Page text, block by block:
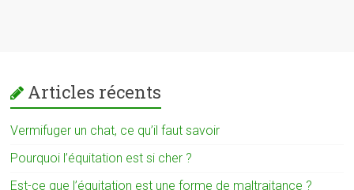
Articles récents
Vermifuger un chat, ce qu’il faut savoir
Pourquoi l’équitation est si cher ?
Est-ce que l’équitation est une forme de maltraitance ?